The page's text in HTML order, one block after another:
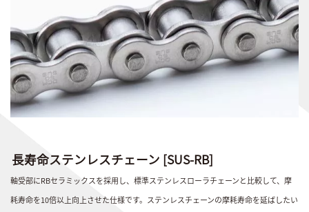
長寿命ステンレスチェーン [SUS-RB]
軸受部にRBセラミックスを採用し、標準ステンレスローラチェーンと比較して、摩
耗寿命を10倍以上向上させた仕様です。ステンレスチェーンの摩耗寿命を延ばしたい